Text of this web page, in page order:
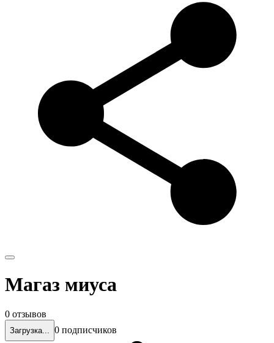
Магаз миуса
0 отзывов
Загрузка... 0 подписчиков